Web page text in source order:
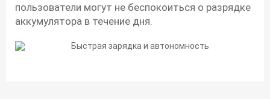
пользователи могут не беспокоиться о разрядке
аккумулятора в течение дня.